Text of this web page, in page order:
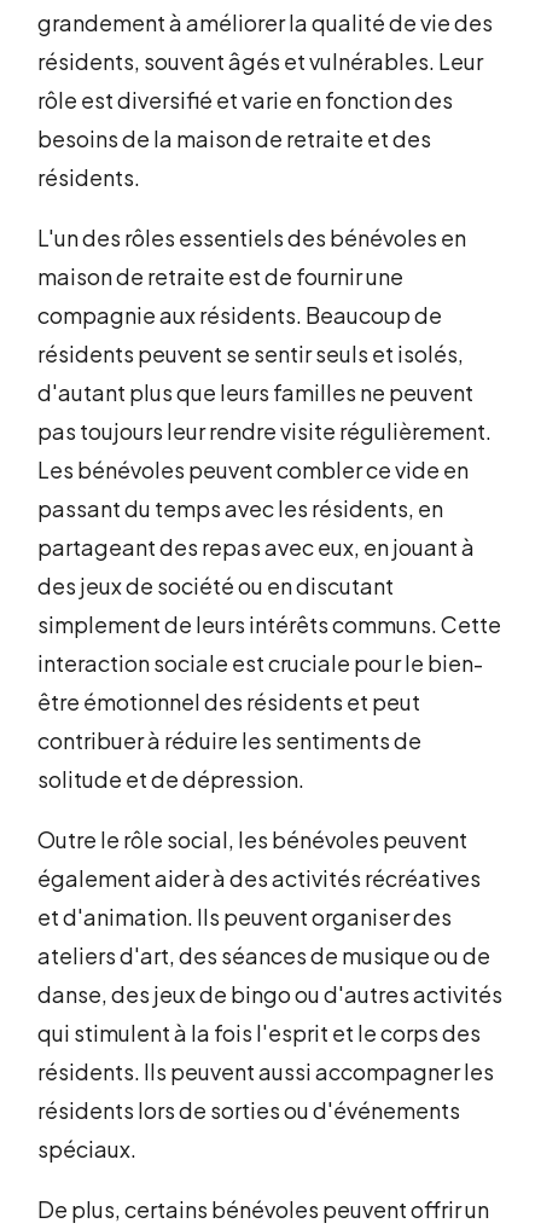
grandement à améliorer la qualité de vie des
résidents, souvent âgés et vulnérables. Leur
rôle est diversifié et varie en fonction des
besoins de la maison de retraite et des
résidents.
L'un des rôles essentiels des bénévoles en
maison de retraite est de fournir une
compagnie aux résidents. Beaucoup de
résidents peuvent se sentir seuls et isolés,
d'autant plus que leurs familles ne peuvent
pas toujours leur rendre visite régulièrement.
Les bénévoles peuvent combler ce vide en
passant du temps avec les résidents, en
partageant des repas avec eux, en jouant à
des jeux de société ou en discutant
simplement de leurs intérêts communs. Cette
interaction sociale est cruciale pour le bien-
être émotionnel des résidents et peut
contribuer à réduire les sentiments de
solitude et de dépression.
Outre le rôle social, les bénévoles peuvent
également aider à des activités récréatives
et d'animation. Ils peuvent organiser des
ateliers d'art, des séances de musique ou de
danse, des jeux de bingo ou d'autres activités
qui stimulent à la fois l'esprit et le corps des
résidents. Ils peuvent aussi accompagner les
résidents lors de sorties ou d'événements
spéciaux.
De plus, certains bénévoles peuvent offrir un